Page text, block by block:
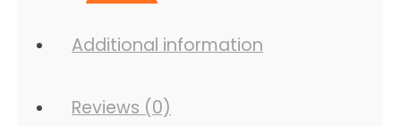
Additional information
Reviews (0)